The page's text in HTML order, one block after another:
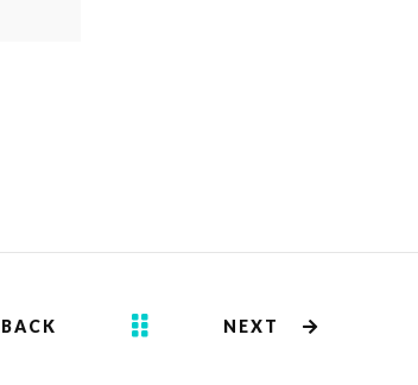
BACK NEXT